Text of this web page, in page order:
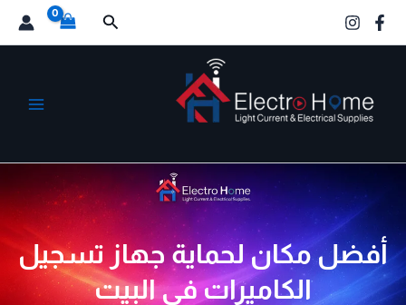
البحث
أفضل مكان لحماية جهاز تسجيل
الكاميرات في البيت